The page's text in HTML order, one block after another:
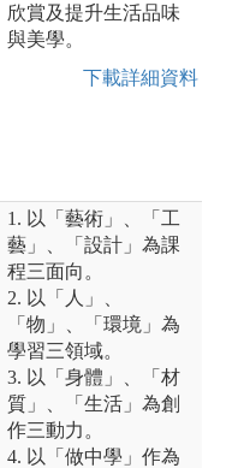
欣賞及提升生活品味
與美學。
下載詳細資料
1. 以「藝術」、「工
藝」、「設計」為課
程三面向。
2. 以「人」、
「物」、「環境」為
學習三領域。
3. 以「身體」、「材
質」、「生活」為創
作三動力。
4. 以「做中學」作為